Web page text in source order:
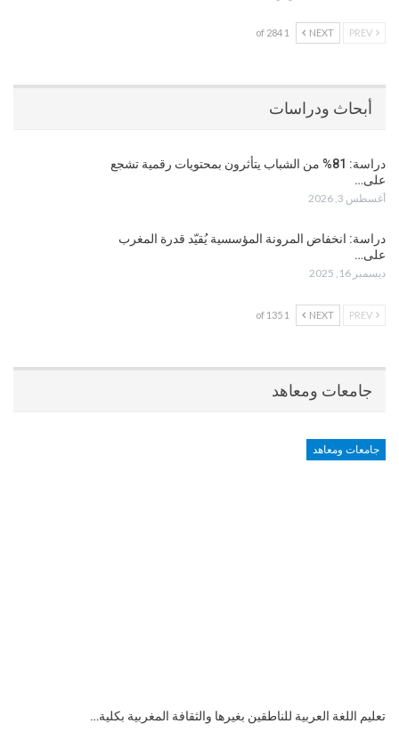
NEXT
1 of 284
أبحاث ودراسات
دراسة: 81% من الشباب يتأثرون بمحتويات رقمية تشجع
على…
أغسطس 3, 2026
دراسة: انخفاض المرونة المؤسسية يُقيّد قدرة المغرب
على…
ديسمبر 16, 2025
NEXT
1 of 135
جامعات ومعاهد
جامعات ومعاهد
تعليم اللغة العربية للناطقين بغيرها والثقافة المغربية بكلية…